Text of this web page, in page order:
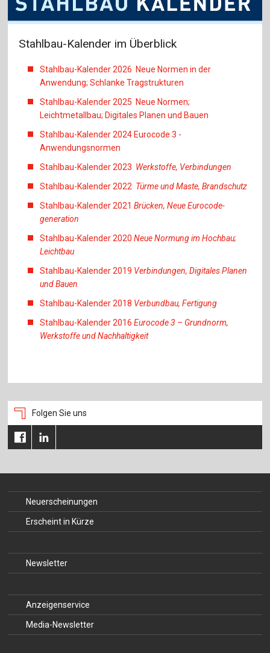
Stahlbau-Kalender im Überblick
Stahlbau-Kalender 2026 Neue Normen in der
Anwendung; Schlanke Tragstrukturen
Stahlbau-Kalender 2025 Neue Normen;
Leichtmetallbau; Digitales Planen und Bauen
Stahlbau-Kalender 2024 Eurocode 3 -
Anwendungsnormen
Stahlbau-Kalender 2023 Werkstoffe, Verbindungen
Stahlbau-Kalender 2022 Türme und Maste, Brandschutz
Stahlbau-Kalender 2021Brücken, Neue Eurocode-
generation
Stahlbau-Kalender 2020Neue Normung im Hochbau;
Leichtbau
Stahlbau-Kalender 2019 Verbindungen, Digitales Planen
und Bauen
Stahlbau-Kalender 2018 Verbundbau, Fertigung
Stahlbau-Kalender 2016Eurocode 3 – Grundnorm,
Werkstoffe und Nachhaltigkeit
Folgen Sie uns
Neuerscheinungen
Erscheint in Kürze
Newsletter
Anzeigenservice
Media-Newsletter